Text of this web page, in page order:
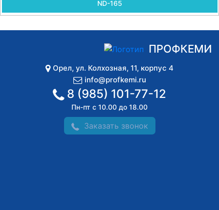
ND-165
ПРОФКЕМИ
Орел, ул. Колхозная, 11, корпус 4
info@profkemi.ru
8 (985) 101-77-12
Пн-пт с 10.00 до 18.00
Заказать звонок